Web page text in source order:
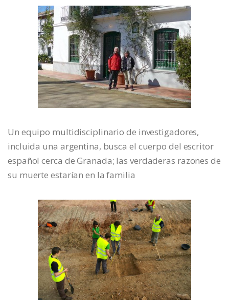
Un equipo multidisciplinario de investigadores,
incluida una argentina, busca el cuerpo del escritor
español cerca de Granada; las verdaderas razones de
su muerte estarían en la familia